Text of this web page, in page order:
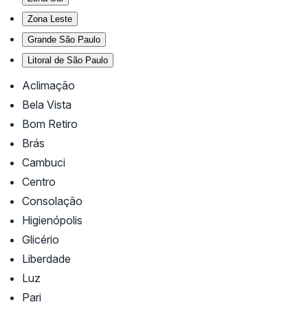
Zona Leste
Grande São Paulo
Litoral de São Paulo
Aclimação
Bela Vista
Bom Retiro
Brás
Cambuci
Centro
Consolação
Higienópolis
Glicério
Liberdade
Luz
Pari